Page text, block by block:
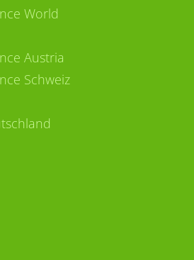
World
Austria
Schweiz